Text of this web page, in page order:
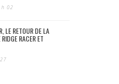
02
LE RETOUR DE LA
RACER ET